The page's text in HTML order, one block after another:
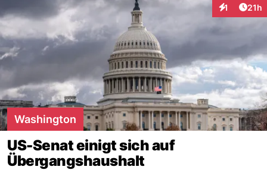
1 21h
Washington
US-Senat einigt sich auf
Übergangshaushalt